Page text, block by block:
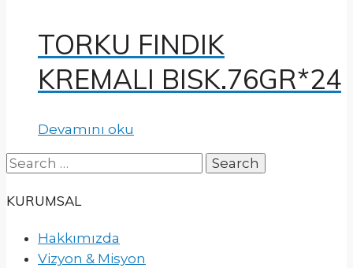
TORKU FINDIK
KREMALI BISK.76GR*24
Devamını oku
Search
KURUMSAL
Hakkımızda
Vizyon & Misyon